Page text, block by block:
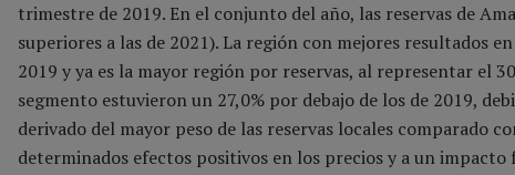
trimestre de 2019. En el conjunto del año, las reservas de
superiores a las de 2021). La región con mejores resultados
2019 y ya es la mayor región por reservas, al representar el
segmento estuvieron un 27,0% por debajo de los de 2019,
derivado del mayor peso de las reservas locales comparado
determinados efectos positivos en los precios y a un impacto